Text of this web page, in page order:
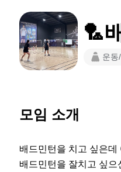
🏸
운동
모임 소개
배드민턴을 치고 싶은
배드민턴을 잘치고 싶으